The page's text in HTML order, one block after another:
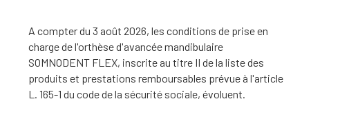
A compter du 3 août 2026, les conditions de prise en
charge de l'orthèse d'avancée mandibulaire
SOMNODENT FLEX, inscrite au titre II de la liste des
produits et prestations remboursables prévue à l'article
L. 165-1 du code de la sécurité sociale, évoluent.